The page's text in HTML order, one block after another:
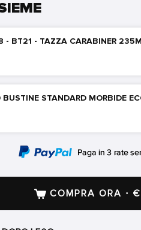
- BT21 - TAZZA CARABINER
STANDARD MORBIDE
COMPRA ORA ·